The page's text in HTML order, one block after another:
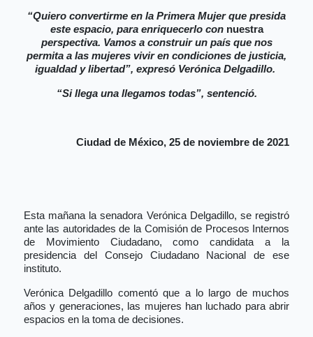
“Quiero convertirme en la Primera Mujer que presida
este espacio, para enriquecerlo con nuestra
perspectiva. Vamos a construir un país que nos
permita a las mujeres vivir en condiciones de justicia,
igualdad y libertad”, expresó Verónica Delgadillo.
“Si llega una llegamos todas”, sentenció.
Ciudad de México, 25 de noviembre de 2021
Esta mañana la senadora Verónica Delgadillo, se registró
ante las autoridades de la Comisión de Procesos Internos
de Movimiento Ciudadano, como candidata a la
presidencia del Consejo Ciudadano Nacional de ese
instituto.
Verónica Delgadillo comentó que a lo largo de muchos
años y generaciones, las mujeres han luchado para abrir
espacios en la toma de decisiones.